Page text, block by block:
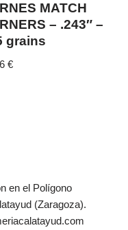
MATCH
– .243″ –
grains
€
en el Polígono
(Zaragoza).